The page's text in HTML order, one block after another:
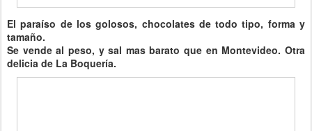
El paraíso de los golosos, chocolates de todo tipo, forma y
tamaño.
Se vende al peso, y sal mas barato que en Montevideo. Otra
delicia de La Boquería.